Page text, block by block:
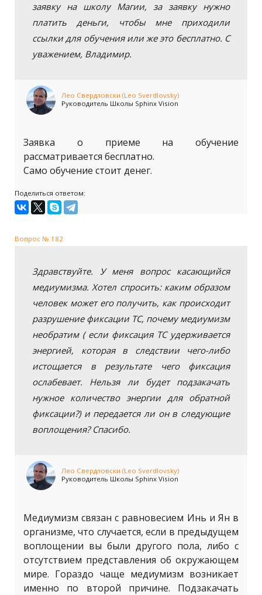
заявку на школу Магии, за заявку нужно
платить деньги, чтобы мне приходили
ссылки для обучения или же это бесплатно. С
уважением, Владимир.
Лео Свердловски (Leo Sverdlovsky)
Руководитель Школы Sphinx Vision
Заявка о приеме на обучение
рассматривается бесплатно.
Само обучение стоит денег.
Поделиться ответом:
Вопрос № 182
Здравствуйте. У меня вопрос касающийся
медиумизма. Хотел спросить: каким образом
человек может его получить, как происходит
разрушение фиксации ТС, почему медиумизм
необратим ( если фиксация ТС удерживается
энергией, которая в следствии чего-либо
истощается в результате чего фиксация
ослабевает. Нельзя ли будет подзакачать
нужное количество энергии для обратной
фиксации?) и передается ли он в следующие
воплощения? Спасибо.
Лео Свердловски (Leo Sverdlovsky)
Руководитель Школы Sphinx Vision
Медиумизм связан с равновесием Инь и Ян в
организме, что случается, если в предыдущем
воплощении вы были другого пола, либо с
отсутствием представления об окружающем
мире. Гораздо чаще медиумизм возникает
именно по второй причине. Подзакачать